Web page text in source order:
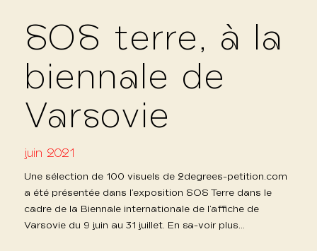
SOS terre, à la
biennale de
Varsovie
juin 2021
Une sélection de 100 visuels de 2degrees-petition.com
a été présentée dans l’exposition SOS Terre dans le
cadre de la Biennale internationale de l’affiche de
Varsovie du 9 juin au 31 juillet. En sa-voir plus…